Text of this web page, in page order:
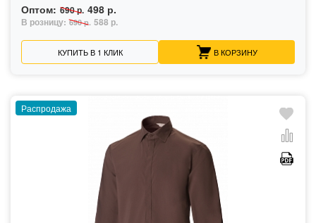
Оптом: 690 р. 498 р.
В розницу: 690 р. 588 р.
КУПИТЬ В 1 КЛИК В КОРЗИНУ
Распродажа